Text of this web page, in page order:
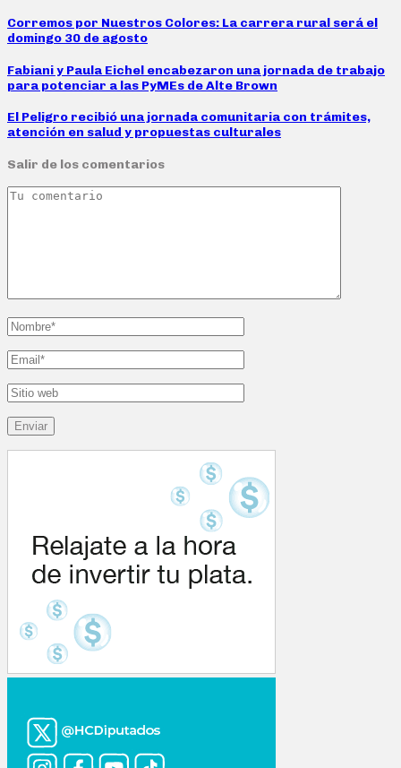
Corremos por Nuestros Colores: La carrera rural será el
domingo 30 de agosto
Fabiani y Paula Eichel encabezaron una jornada de trabajo
para potenciar a las PyMEs de Alte Brown
El Peligro recibió una jornada comunitaria con trámites,
atención en salud y propuestas culturales
Salir de los comentarios